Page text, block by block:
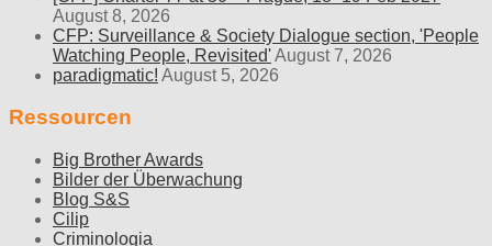
August 8, 2026
CFP: Surveillance & Society Dialogue section, 'People
Watching People, Revisited'August 7, 2026
paradigmatic! August 5, 2026
Ressourcen
Big Brother Awards
Bilder der Überwachung
Blog S&S
Cilip
Criminologia